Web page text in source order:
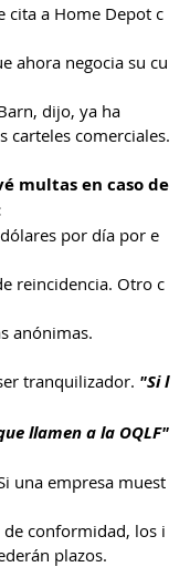
cita a Home Depot c
ahora negocia su cu
dijo, ya ha
carteles comerciales.
multas en caso de
por día por e
reincidencia. Otro c
anónimas.
tranquilizador. "Si l
llamen a la OQLF"
una empresa muest
de conformidad, los i
plazos.